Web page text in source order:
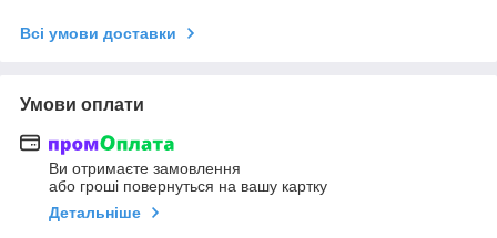
Всі умови доставки
Умови оплати
Ви отримаєте замовлення
або гроші повернуться на вашу картку
Детальніше